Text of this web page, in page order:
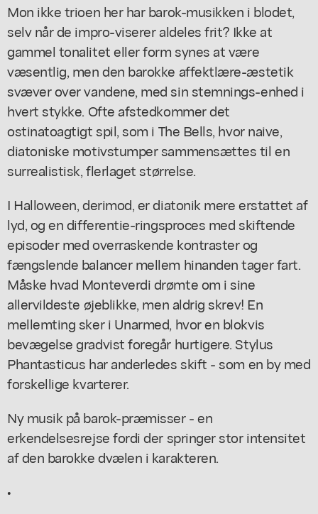
Mon ikke trioen her har barok-musikken i blodet,
selv når de impro-viserer aldeles frit? Ikke at
gammel tonalitet eller form synes at være
væsentlig, men den barokke affektlære-æstetik
svæver over vandene, med sin stemnings-enhed i
hvert stykke. Ofte afstedkommer det
ostinatoagtigt spil, som i The Bells, hvor naive,
diatoniske motivstumper sammensættes til en
surrealistisk, flerlaget størrelse.
I Halloween, derimod, er diatonik mere erstattet af
lyd, og en differentie-ringsproces med skiftende
episoder med overraskende kontraster og
fængslende balancer mellem hinanden tager fart.
Måske hvad Monteverdi drømte om i sine
allervildeste øjeblikke, men aldrig skrev! En
mellemting sker i Unarmed, hvor en blokvis
bevægelse gradvist foregår hurtigere. Stylus
Phantasticus har anderledes skift - som en by med
forskellige kvarterer.
Ny musik på barok-præmisser - en
erkendelsesrejse fordi der springer stor intensitet
af den barokke dvælen i karakteren.
•